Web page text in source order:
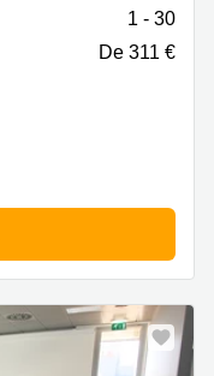
1 - 30
De 311 €